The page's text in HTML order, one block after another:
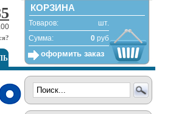
КОРЗИНА
Товаров:
шт.
Сумма:
0руб
оформить заказ